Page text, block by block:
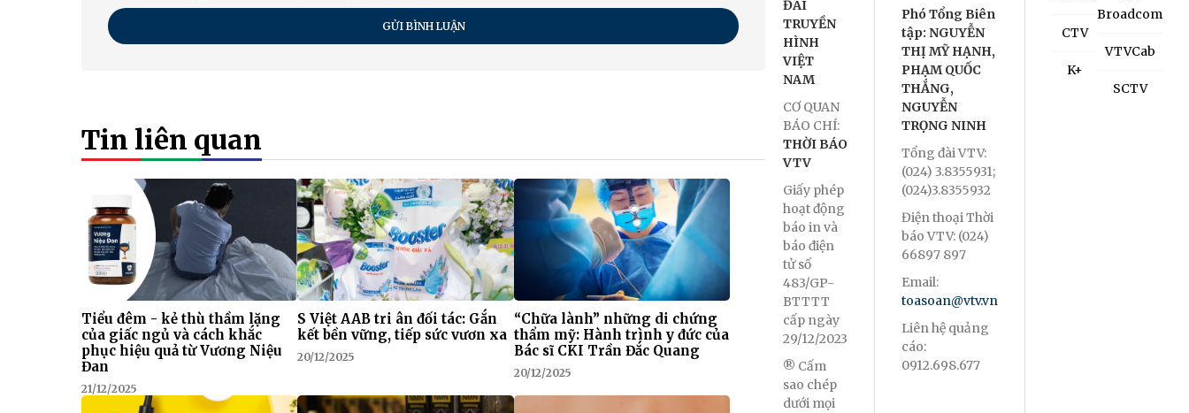
GỬI BÌNH LUẬN
Tin liên quan
Tiểu đêm - kẻ thù thầm lặng
của giấc ngủ và cách khắc
phục hiệu quả từ Vương Niệu
Đan
21/12/2025
S Việt AAB tri ân đối tác: Gắn
kết bền vững, tiếp sức vươn xa
20/12/2025
“Chữa lành” những di chứng
thẩm mỹ: Hành trình y đức của
Bác sĩ CKI Trần Đắc Quang
20/12/2025
ĐÀI
TRUYỀN
HÌNH
VIỆT
NAM
CƠ QUAN
BÁO CHÍ:
THỜI BÁO
VTV
Giấy phép
hoạt động
báo in và
báo điện
tử số
483/GP-
BTTTT
cấp ngày
29/12/2023
® Cấm
sao chép
dưới mọi
Phó Tổng Biên
tập: NGUYỄN
THỊ MỸ HẠNH,
PHẠM QUỐC
THẮNG,
NGUYỄN
TRỌNG NINH
Tổng đài VTV:
(024) 3.8355931;
(024)3.8355932
Điện thoại Thời
báo VTV: (024)
66897 897
Email:
toasoan@vtv.vn
Liên hệ quảng
cáo:
0912.698.677
CTV
K+
Broadcom
VTVCab
SCTV